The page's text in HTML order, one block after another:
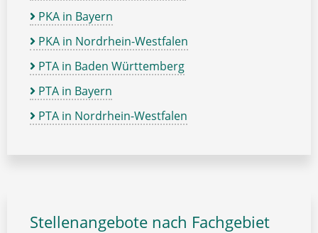
PKA in Bayern
PKA in Nordrhein-Westfalen
PTA in Baden Württemberg
PTA in Bayern
PTA in Nordrhein-Westfalen
Stellenangebote nach Fachgebiet